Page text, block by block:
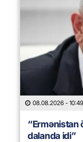
08.08.2026 - 10:49
“Ermənistan
dalanda idi”